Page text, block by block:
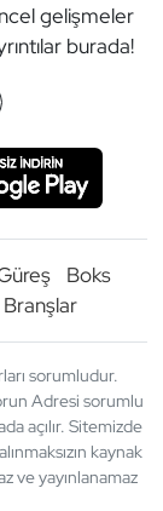
gelişmeler
burada!
Boks
sorumludur.
Adresi sorumlu
açılır. Sitemizde
kaynak
ve yayınlanamaz